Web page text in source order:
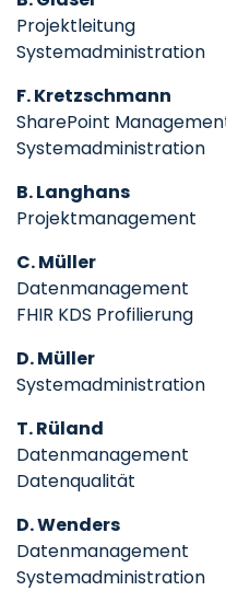
Projektleitung
Systemadministration
F. Kretzschmann
SharePoint
Systemadministration
B. Langhans
Projektmanagement
C. Müller
Datenmanagement
FHIR KDS Profilierung
D. Müller
Systemadministration
T. Rüland
Datenmanagement
Datenqualität
D. Wenders
Datenmanagement
Systemadministration